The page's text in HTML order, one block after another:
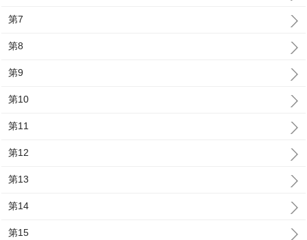
第7
第8
第9
第10
第11
第12
第13
第14
第15